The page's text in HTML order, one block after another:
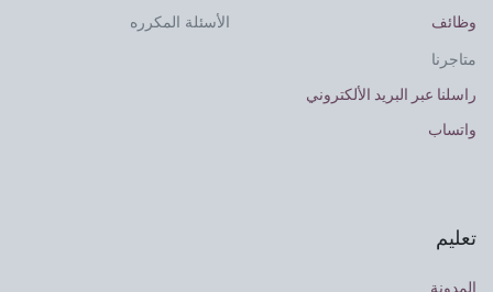
وظائف
متاجرنا
راسلنا عبر البريد الألكتروني
واتساب
الأسئلة المكرره
تعليم
المدونة